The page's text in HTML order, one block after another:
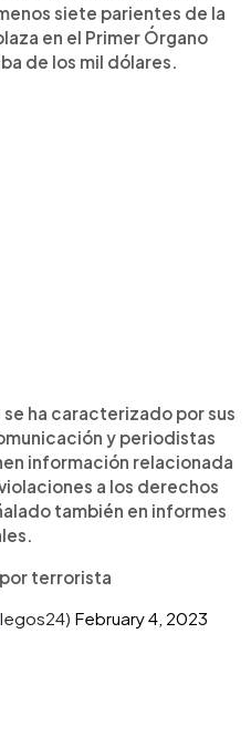
siete parientes de la
en el Primer Órgano
de los mil dólares.
ha caracterizado por sus
y periodistas
información relacionada
a los derechos
también en informes
por terrorista
February 4, 2023